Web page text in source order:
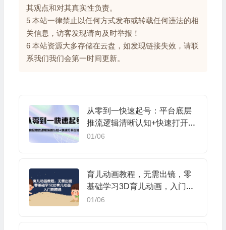
其观点和对其真实性负责。
5 本站一律禁止以任何方式发布或转载任何违法的相
关信息，访客发现请向及时举报！
6 本站资源大多存储在云盘，如发现链接失效，请联
系我们我们会第一时间更新。
从零到一快速起号：平台底层
推流逻辑清晰认知+快速打开直
播推荐
01/06
育儿动画教程，无需出镜，零
基础学习3D育儿动画，入门到
精通
01/06